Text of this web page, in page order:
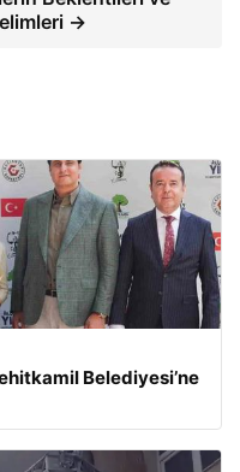
→
Belediyesi’ne